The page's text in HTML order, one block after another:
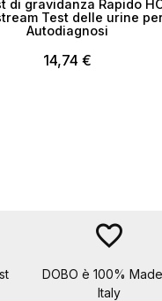
di gravidanza Rapido
Test delle urine
Autodiagnosi
14,74 €
favorite_border
DOBO è 100%
Italy